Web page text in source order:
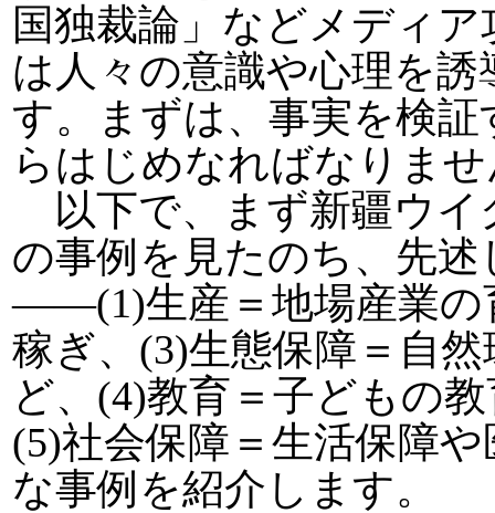
国独裁論」などメディ
は人々の意識や心理を
す。まずは、事実を検
らはじめなればなりま
以下で、まず新疆ウイ
の事例を見たのち、先
――(1)生産＝地場産業の
稼ぎ、(3)生態保障＝自
ど、(4)教育＝子どもの
(5)社会保障＝生活保障
な事例を紹介します。